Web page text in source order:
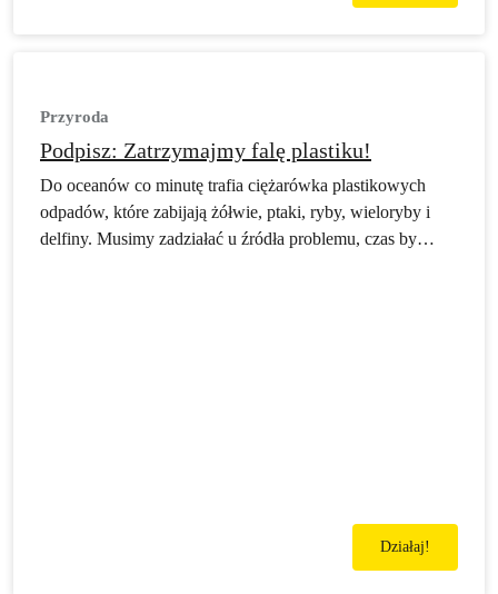
Przyroda
Podpisz: Zatrzymajmy falę plastiku!
Do oceanów co minutę trafia ciężarówka plastikowych
odpadów, które zabijają żółwie, ptaki, ryby, wieloryby i
delfiny. Musimy zadziałać u źródła problemu, czas by
Działaj!